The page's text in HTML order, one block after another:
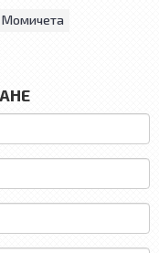
Момичета